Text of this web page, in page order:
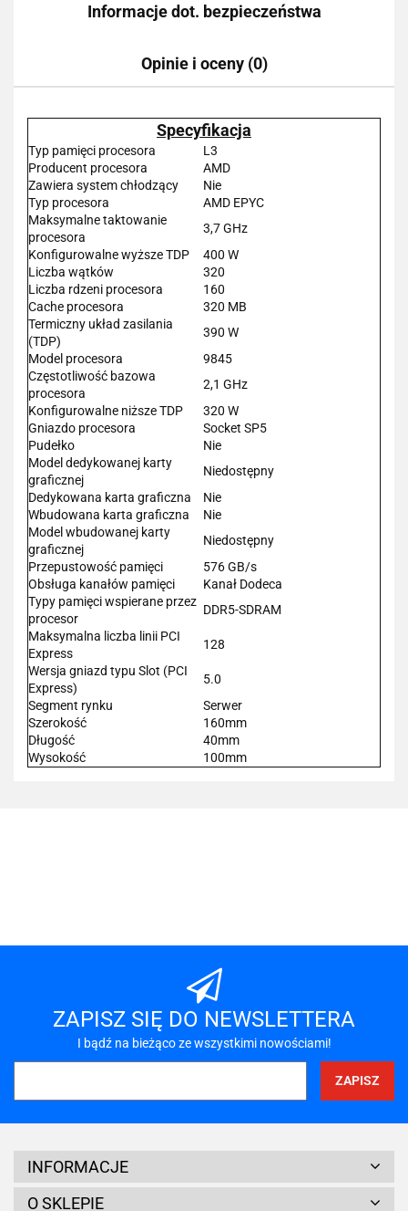
Informacje dot. bezpieczeństwa
Opinie i oceny (0)
Specyfikacja
Typ pamięci procesora
L3
Producent procesora
AMD
Zawiera system chłodzący
Nie
Typ procesora
AMD EPYC
Maksymalne taktowanie
procesora
3,7 GHz
Konfigurowalne wyższe TDP
400 W
Liczba wątków
320
Liczba rdzeni procesora
160
Cache procesora
320 MB
Termiczny układ zasilania
(TDP)
390 W
Model procesora
9845
Częstotliwość bazowa
procesora
2,1 GHz
Konfigurowalne niższe TDP
320 W
Gniazdo procesora
Socket SP5
Pudełko
Nie
Model dedykowanej karty
graficznej
Niedostępny
Dedykowana karta graficzna
Nie
Wbudowana karta graficzna
Nie
Model wbudowanej karty
graficznej
Niedostępny
Przepustowość pamięci
576 GB/s
Obsługa kanałów pamięci
Kanał Dodeca
Typy pamięci wspierane przez
procesor
DDR5-SDRAM
Maksymalna liczba linii PCI
Express
128
Wersja gniazd typu Slot (PCI
Express)
5.0
Segment rynku
Serwer
Szerokość
160mm
Długość
40mm
Wysokość
100mm
A-LAN
ZAPISZ SIĘ DO NEWSLETTERA
I bądź na bieżąco ze wszystkimi nowościami!
INFORMACJE
O SKLEPIE